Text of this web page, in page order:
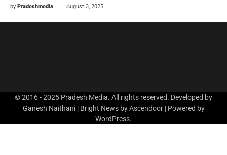
by Pradeshmedia August 3, 2025
© 2016 - 2025 Pradesh Media. All rights reserved. Developed by
Ganesh Naithani | Bright News byAscendoor| Powered by
WordPress.